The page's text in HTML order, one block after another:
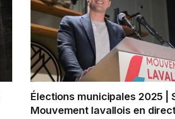
Élections municipales 2025 |
Mouvement lavallois en